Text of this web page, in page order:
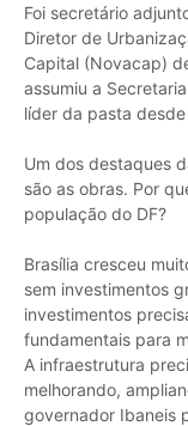
Foi secretário
Diretor de
Capital (Novacap)
assumiu a
líder da pasta
Um dos destaques
são as obras. Por
população do DF?
Brasília cresceu
sem investimentos
investimentos
fundamentais para
A infraestrutura
melhorando,
governador Ibaneis